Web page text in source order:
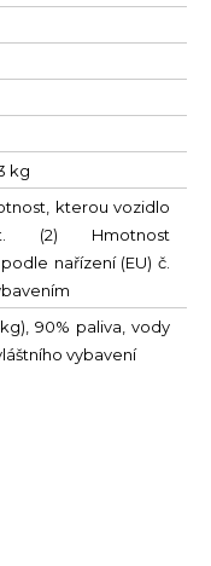
kg
kterou vozidlo
(2) Hmotnost
nařízení (EU) č.
90% paliva, vody
vybavení